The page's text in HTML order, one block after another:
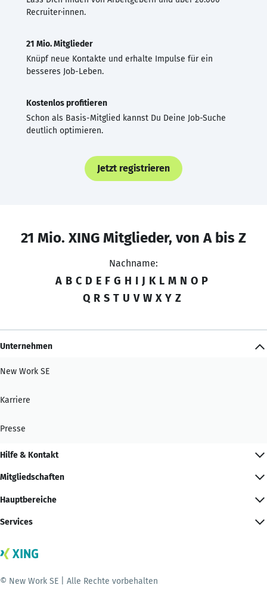
Recruiter·innen.
21 Mio. Mitglieder
Knüpf neue Kontakte und erhalte Impulse für ein
besseres Job-Leben.
Kostenlos profitieren
Schon als Basis-Mitglied kannst Du Deine Job-Suche
deutlich optimieren.
Jetzt registrieren
21 Mio. XING Mitglieder, von A bis Z
Nachname:
A B C D E F G H I J K L M N O P
Q R S T U V W X Y Z
Unternehmen
New Work SE
Karriere
Presse
Hilfe & Kontakt
Mitgliedschaften
Hauptbereiche
Services
© New Work SE | Alle Rechte vorbehalten